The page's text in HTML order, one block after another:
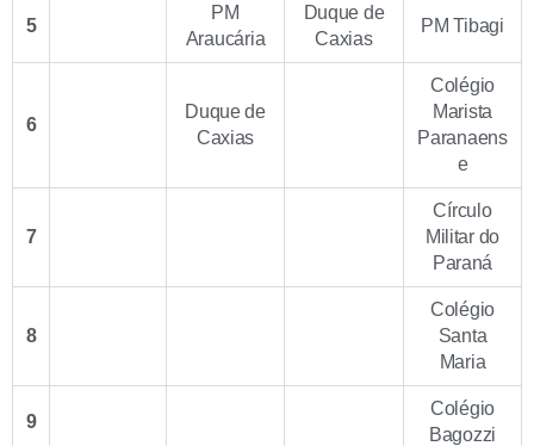
5
PM
Araucária
Duque de
Caxias
PM Tibagi
6
Duque de
Caxias
Colégio
Marista
Paranaens
e
7
Círculo
Militar do
Paraná
8
Colégio
Santa
Maria
9
Colégio
Bagozzi